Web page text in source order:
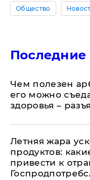
Общество
Последние
Чем полезен
его можно
здоровья –
Летняя жара
продуктов:
привести к